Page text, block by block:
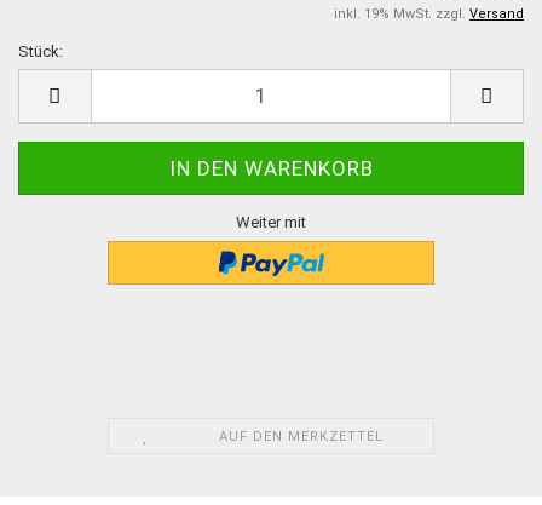
inkl. 19% MwSt. zzgl. Versand
Stück:
Weiter mit
AUF DEN MERKZETTEL